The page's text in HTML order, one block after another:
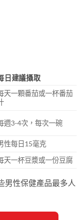
日建議攝取
天一顆番茄或一杯番茄
週3-4次，每次一碗
性每日15毫克
天一杯豆漿或一份豆腐
男性保健產品最多人